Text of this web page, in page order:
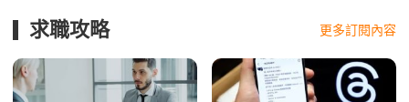
求職攻略 更多訂閱內容